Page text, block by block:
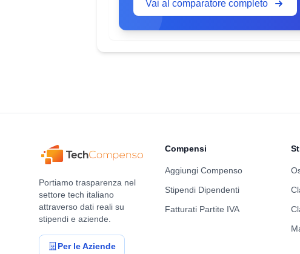
Vai al comparatore completo
Portiamo trasparenza nel
settore tech italiano
attraverso dati reali su
stipendi e aziende.
Per le Aziende
Compensi
Aggiungi Compenso
Stipendi Dipendenti
Fatturati Partite IVA